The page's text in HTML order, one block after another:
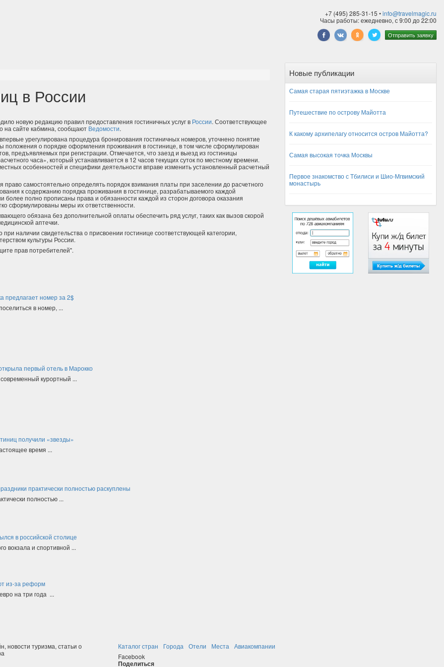
+7 (495) 285-31-15 •info@travelmagic.ru
Часы работы: ежедневно, с 9:00 до 22:00
Отправить заявку
в России
новую редакцию правил предоставления гостиничных услуг в России. Соответствующее
на сайте кабмина, сообщают Ведомости.
урегулирована процедура бронирования гостиничных номеров, уточнено понятие
положения о порядке оформления проживания в гостинице, в том числе сформулирован
предъявляемых при регистрации. Отмечается, что заезд и выезд из гостиницы
часа», который устанавливается в 12 часов текущих суток по местному времени.
особенностей и специфики деятельности вправе изменить установленный расчетный
право самостоятельно определять порядок взимания платы при заселении до расчетного
к содержанию порядка проживания в гостинице, разрабатываемого каждой
более полно прописаны права и обязанности каждой из сторон договора оказания
сформулированы меры их ответственности.
обязана без дополнительной оплаты обеспечить ряд услуг, таких как вызов скорой
аптечки.
наличии свидетельства о присвоении гостинице соответствующей категории,
культуры России.
прав потребителей".
предлагает номер за 2$
в номер, ...
первый отель в Марокко
курортный ...
получили «звезды»
время ...
практически полностью раскуплены
полностью ...
в российской столице
вокзала и спортивной ...
из-за реформ
на три года ...
Новые публикации
Самая старая пятиэтажка в Москве
Путешествие по острову Майотта
К какому архипелагу относится остров Майотта?
Самая высокая точка Москвы
Первое знакомство с Тбилиси и Шио-Мгвимский
монастырь
новости туризма, статьи о
Каталог стран Города Отели Места
Авиакомпании
Facebook
Поделиться